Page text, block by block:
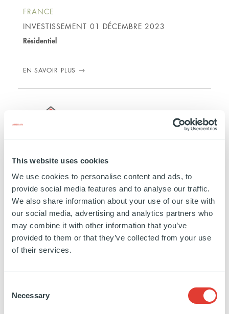
This website uses cookies
We use cookies to personalise content and ads, to
provide social media features and to analyse our traffic.
We also share information about your use of our site with
our social media, advertising and analytics partners who
may combine it with other information that you’ve
provided to them or that they’ve collected from your use
of their services.
Selection
Necessary
FRANCE
INVESTISSEMENT 01 DÉCEMBRE 2023
Résidentiel
EN SAVOIR PLUS
FRANCE
01 DÉCEMBRE 2023
Self-stockage
EN SAVOIR PLUS